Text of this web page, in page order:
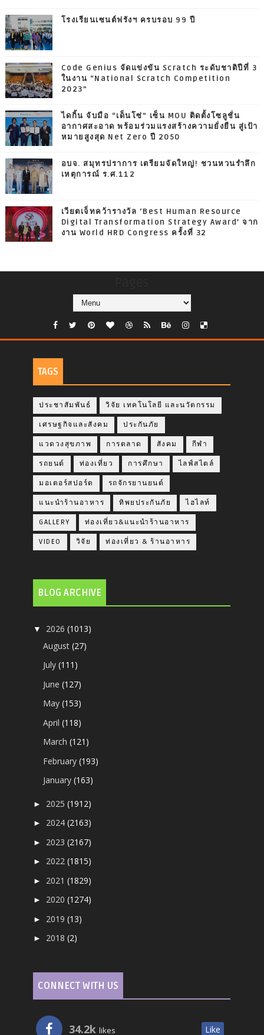
โรงเรียนเซนต์ฟรังฯ ครบรอบ 99 ปี
Code Genius จัดแข่งขัน Scratch ระดับชาติปีที่ 3
ในงาน “National Scratch Competition
2023”
ไดกิ้น จับมือ “เด็นโซ่” เซ็น MOU ติดตั้งโซลูชั่น
อากาศสะอาด พร้อมร่วมแรงสร้างความยั่งยืน สู่เป้า
หมายสูงสุด Net Zero ปี 2050
อบจ. สมุทรปราการ เตรียมจัดใหญ่! ชวนหวนรำลึก
เหตุการณ์ ร.ศ.112
เวียตเจ็ทคว้ารางวัล ‘Best Human Resource
Digital Transformation Strategy Award’ จาก
งาน World HRD Congress ครั้งที่ 32
TAGS
ประชาสัมพันธ์ วิจัย เทคโนโลยี และนวัตกรรม
เศรษฐกิจและสังคม ประกันภัย
แวดวงสุขภาพ การตลาด สังคม กีฬา
รถยนต์ ท่องเที่ยว การศึกษา ไลฟ์สไตล์
มอเตอร์สปอร์ต รถจักรยานยนต์
แนะนำร้านอาหาร ทิพยประกันภัย ไฮไลท์
GALLERY ท่องเที่ยว&แนะนำร้านอาหาร
VIDEO วิจัย ท่องเที่ยว & ร้านอาหาร
BLOG ARCHIVE
▼ 2026(1013)
August(27)
July(111)
June(127)
May(153)
April(118)
March(121)
February(193)
January(163)
► 2025(1912)
► 2024(2163)
► 2023(2167)
► 2022(1815)
► 2021(1829)
► 2020(1274)
► 2019(13)
► 2018(2)
CONNECT WITH US
34.2k likes Like